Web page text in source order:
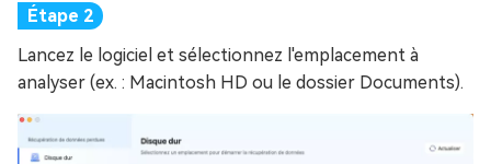
Lancez le logiciel et sélectionnez l'emplacement à
analyser (ex. : Macintosh HD ou le dossier Documents).